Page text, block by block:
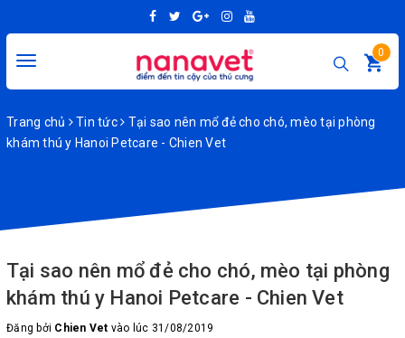
Toggle
0
Trang chủ Tin tức
Tại sao nên mổ đẻ cho chó, mèo tại phòng
khám thú y Hanoi Petcare - Chien Vet
Tại sao nên mổ đẻ cho chó, mèo tại phòng
khám thú y Hanoi Petcare - Chien Vet
Đăng bởi Chien Vet vào lúc 31/08/2019